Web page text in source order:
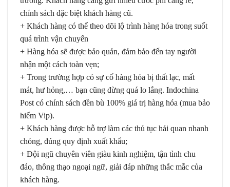
chính sách đặc biệt khách hàng cũ.
+ Khách hàng có thể theo dõi lộ trình hàng hóa trong suốt
quá trình vận chuyển
+ Hàng hóa sẽ được bảo quản, đảm bảo đến tay người
nhận một cách toàn vẹn;
+ Trong trường hợp có sự cố hàng hóa bị thất lạc, mất
mát, hư hỏng,… bạn cũng đừng quá lo lắng. Indochina
Post có chính sách đền bù 100% giá trị hàng hóa (mua bảo
hiểm Vip).
+ Khách hàng được hỗ trợ làm các thủ tục hải quan nhanh
chóng, đúng quy định xuất khẩu;
+ Đội ngũ chuyên viên giàu kinh nghiệm, tận tình chu
đáo, thông thạo ngoại ngữ, giải đáp những thắc mắc của
khách hàng.